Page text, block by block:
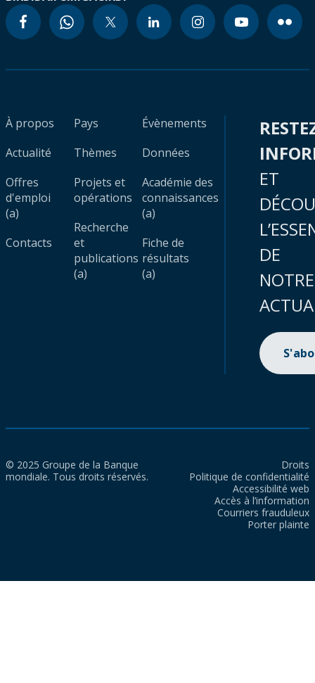
À propos
Actualité
Offres
d'emploi
(a)
Contacts
Pays
Thèmes
Projets et
opérations
Recherche
et
publications
(a)
Évènements
Données
Académie des
connaissances
(a)
Fiche de
résultats
(a)
ET
DE
NOTRE
© 2025 Groupe de la Banque
mondiale. Tous droits réservés.
Droits
Politique de confidentialité
Accessibilité web
Accès à l’information
Courriers frauduleux
Porter plainte